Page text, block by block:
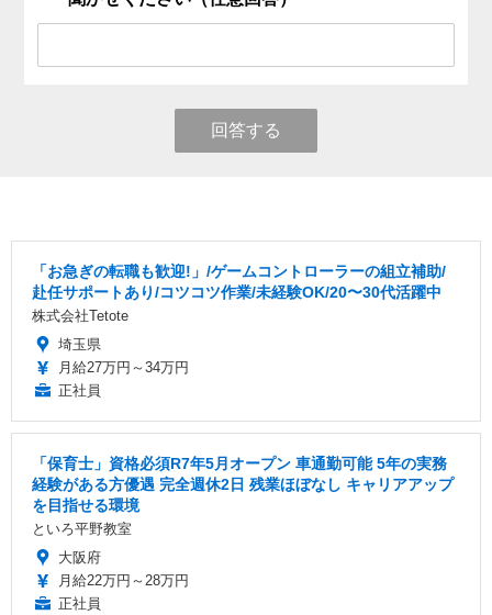
回答する
「お急ぎの転職も歓迎!」/ゲームコントローラーの組立補助/
赴任サポートあり/コツコツ作業/未経験OK/20〜30代活躍中
株式会社Tetote
埼玉県
月給27万円～34万円
正社員
「保育士」資格必須R7年5月オープン 車通勤可能 5年の実務
経験がある方優遇 完全週休2日 残業ほぼなし キャリアアップ
を目指せる環境
といろ平野教室
大阪府
月給22万円～28万円
正社員